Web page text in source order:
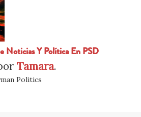
Noticias Y Política En PSD
Tamara.